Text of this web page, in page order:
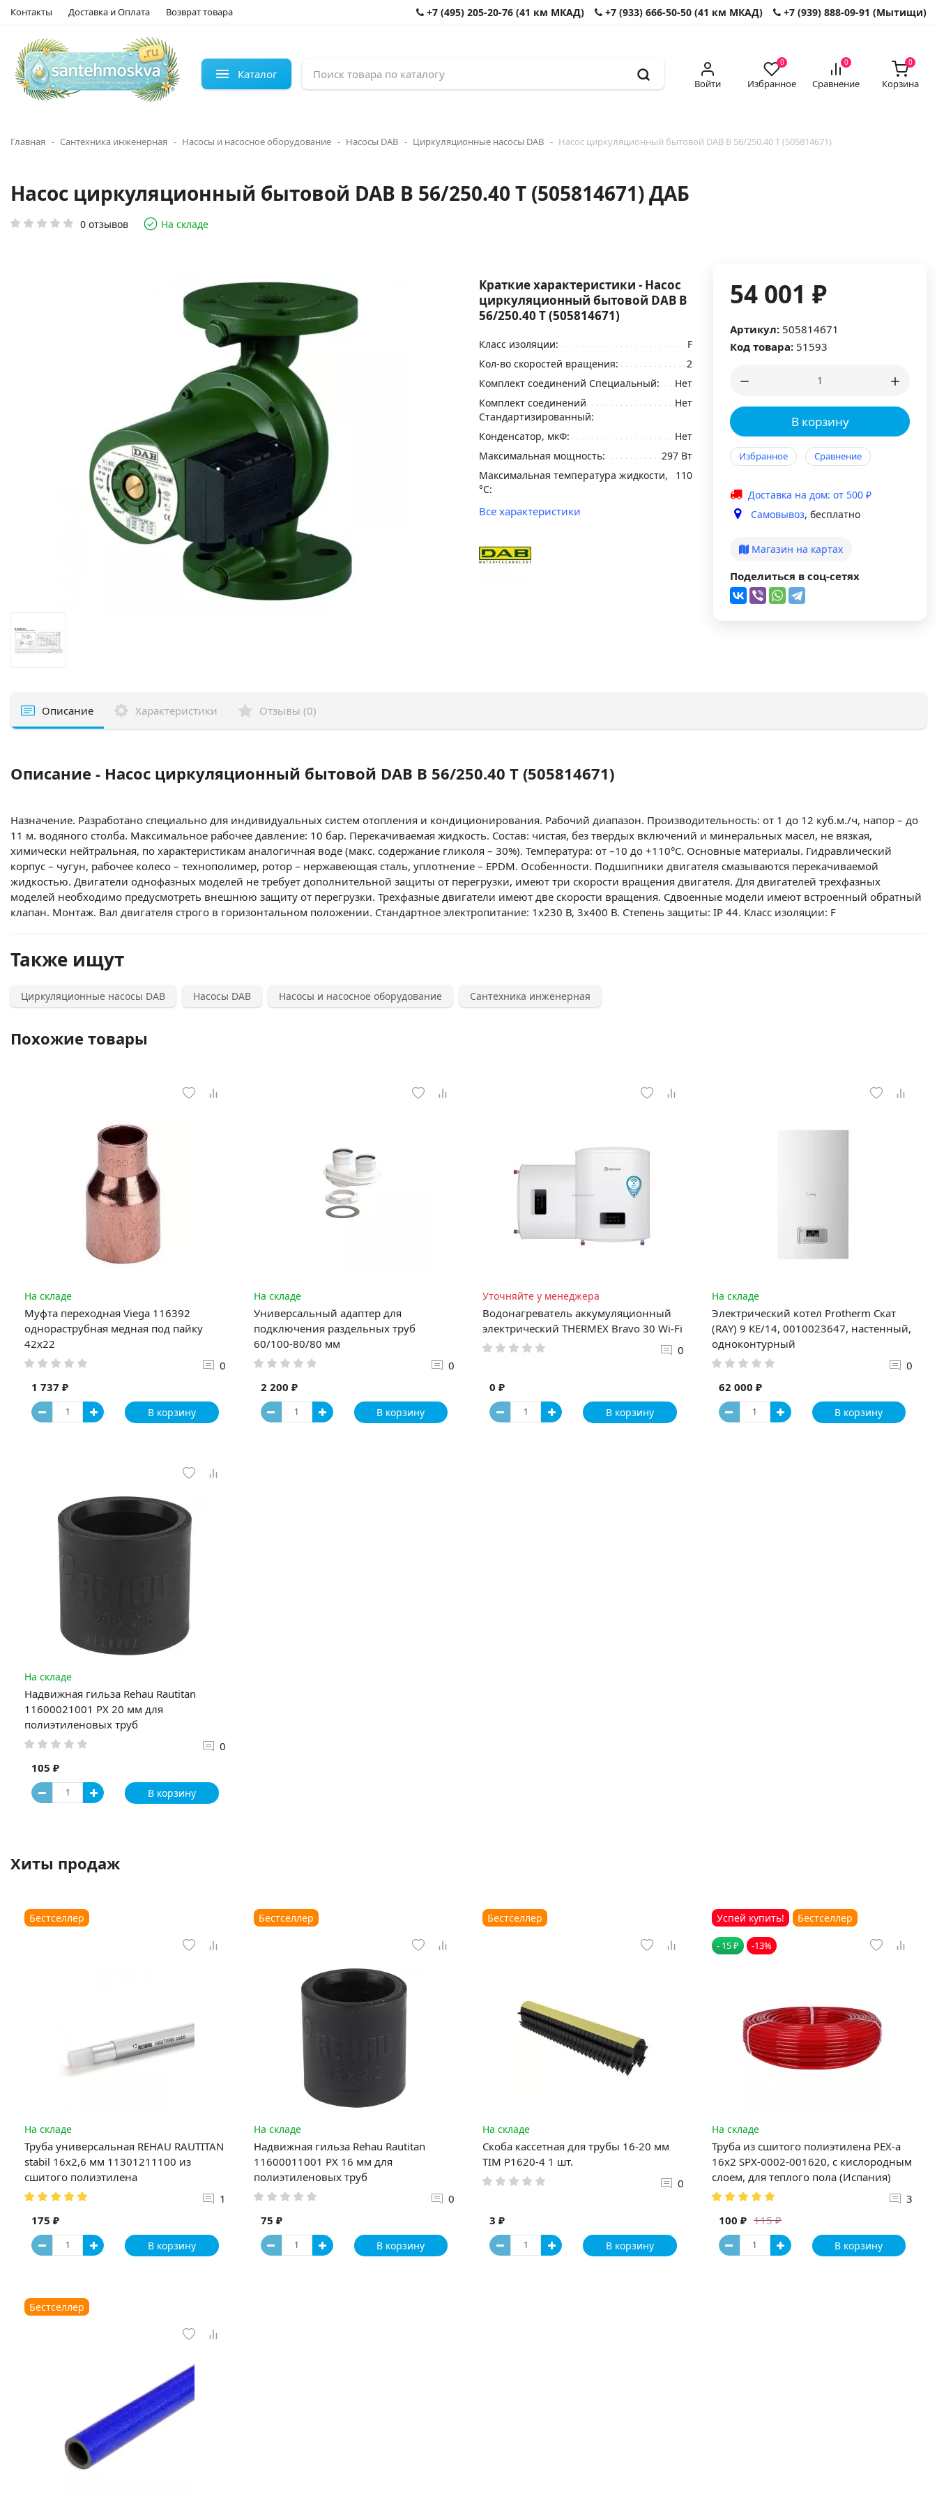
Контакты Доставка и Оплата Возврат товара +7 (495) 205-20-76 (41 км МКАД) +7 (933) 666-50-50 (41 км МКАД) +7 (939) 888-09-91 (Мытищи)
Каталог
Войти
0
Избранное
0
Сравнение
0
Корзина
Главная Сантехника инженерная Насосы и насосное оборудование Насосы DAB Циркуляционные насосы DAB Насос циркуляционный бытовой DAB B 56/250.40 T (505814671)
Насос циркуляционный бытовой DAB B 56/250.40 T (505814671) ДАБ
0 отзывов На складе
54 001 ₽
Артикул: 505814671
Код товара: 51593
В корзину
Избранное Сравнение
Доставка на дом: от 500 ₽
Самовывоз, бесплатно
Магазин на картах
Поделиться в соц-сетях
Краткие характеристики - Насос
циркуляционный бытовой DAB B
56/250.40 T (505814671)
Класс изоляции:
F
Кол-во скоростей вращения:
2
Комплект соединений Специальный:
Нет
Комплект соединений
Стандартизированный:
Нет
Конденсатор, мкФ:
Нет
Максимальная мощность:
297 Вт
Максимальная температура жидкости,
°С:
110
Все характеристики
Описание Характеристики Отзывы (0)
Описание - Насос циркуляционный бытовой DAB B 56/250.40 T (505814671)
Назначение. Разработано специально для индивидуальных систем отопления и кондиционирования. Рабочий диапазон. Производительность: от 1 до 12 куб.м./ч, напор – до
11 м. водяного столба. Максимальное рабочее давление: 10 бар. Перекачиваемая жидкость. Состав: чистая, без твердых включений и минеральных масел, не вязкая,
химически нейтральная, по характеристикам аналогичная воде (макс. содержание гликоля – 30%). Температура: от –10 до +110°С. Основные материалы. Гидравлический
корпус – чугун, рабочее колесо – технополимер, ротор – нержавеющая сталь, уплотнение – EPDM. Особенности. Подшипники двигателя смазываются перекачиваемой
жидкостью. Двигатели однофазных моделей не требует дополнительной защиты от перегрузки, имеют три скорости вращения двигателя. Для двигателей трехфазных
моделей необходимо предусмотреть внешнюю защиту от перегрузки. Трехфазные двигатели имеют две скорости вращения. Сдвоенные модели имеют встроенный обратный
клапан. Монтаж. Вал двигателя строго в горизонтальном положении. Стандартное электропитание: 1x230 В, 3x400 В. Степень защиты: IP 44. Класс изоляции: F
Также ищут
Циркуляционные насосы DAB Насосы DAB Насосы и насосное оборудование Сантехника инженерная
Похожие товары
На складе
Муфта переходная Viega 116392
однораструбная медная под пайку
42х22
0
1 737 ₽
В корзину
На складе
Универсальный адаптер для
подключения раздельных труб
60/100-80/80 мм
0
2 200 ₽
В корзину
Уточняйте у менеджера
Водонагреватель аккумуляционный
электрический THERMEX Bravo 30 Wi-Fi
0
0 ₽
В корзину
На складе
Электрический котел Protherm Скат
(RAY) 9 КE/14, 0010023647, настенный,
одноконтурный
0
62 000 ₽
В корзину
На складе
Надвижная гильза Rehau Rautitan
11600021001 PX 20 мм для
полиэтиленовых труб
0
105 ₽
В корзину
Хиты продаж
Бестселлер
На складе
Труба универсальная REHAU RAUTITAN
stabil 16х2,6 мм 11301211100 из
сшитого полиэтилена
1
175 ₽
В корзину
Бестселлер
На складе
Надвижная гильза Rehau Rautitan
11600011001 PX 16 мм для
полиэтиленовых труб
0
75 ₽
В корзину
Бестселлер
На складе
Скоба кассетная для трубы 16-20 мм
TIM P1620-4 1 шт.
0
3 ₽
В корзину
Успей купить! Бестселлер
- 15 ₽ -13%
На складе
Труба из сшитого полиэтилена PEX-a
16х2 SPX-0002-001620, с кислородным
слоем, для теплого пола (Испания)
3
115 ₽
100 ₽
В корзину
Бестселлер